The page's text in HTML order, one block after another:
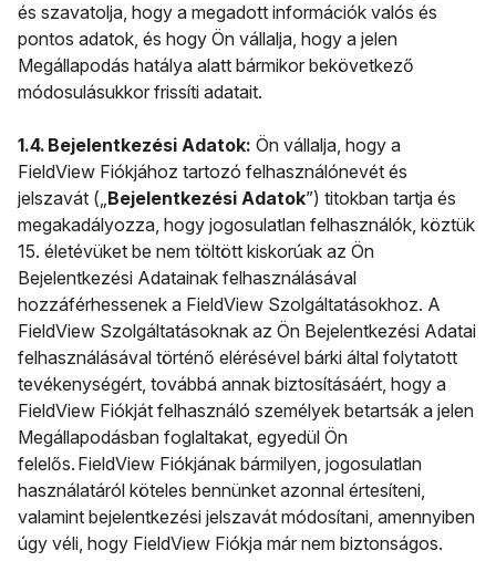
és szavatolja, hogy a megadott információk valós és
pontos adatok, és hogy Ön vállalja, hogy a jelen
Megállapodás hatálya alatt bármikor bekövetkező
módosulásukkor frissíti adatait.
1.4. Bejelentkezési Adatok: Ön vállalja, hogy a
FieldView Fiókjához tartozó felhasználónevét és
jelszavát („Bejelentkezési Adatok”) titokban tartja és
megakadályozza, hogy jogosulatlan felhasználók, köztük
15. életévüket be nem töltött kiskorúak az Ön
Bejelentkezési Adatainak felhasználásával
hozzáférhessenek a FieldView Szolgáltatásokhoz. A
FieldView Szolgáltatásoknak az Ön Bejelentkezési Adatai
felhasználásával történő elérésével bárki által folytatott
tevékenységért, továbbá annak biztosításáért, hogy a
FieldView Fiókját felhasználó személyek betartsák a jelen
Megállapodásban foglaltakat, egyedül Ön
felelős. FieldView Fiókjának bármilyen, jogosulatlan
használatáról köteles bennünket azonnal értesíteni,
valamint bejelentkezési jelszavát módosítani, amennyiben
úgy véli, hogy FieldView Fiókja már nem biztonságos.